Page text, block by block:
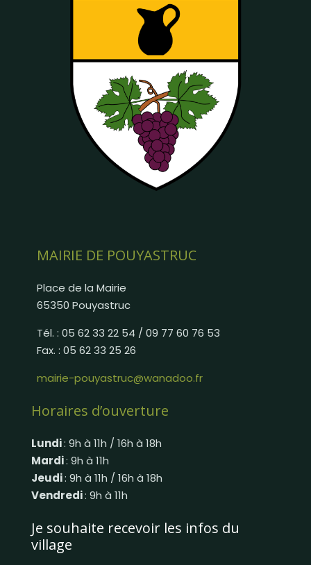
MAIRIE DE POUYASTRUC
Place de la Mairie
65350 Pouyastruc
Tél. : 05 62 33 22 54 / 09 77 60 76 53
Fax. : 05 62 33 25 26
mairie-pouyastruc@wanadoo.fr
Horaires d’ouverture
Lundi: 9h à 11h / 16h à 18h
Mardi: 9h à 11h
Jeudi: 9h à 11h / 16h à 18h
Vendredi: 9h à 11h
Je souhaite recevoir les infos du
village